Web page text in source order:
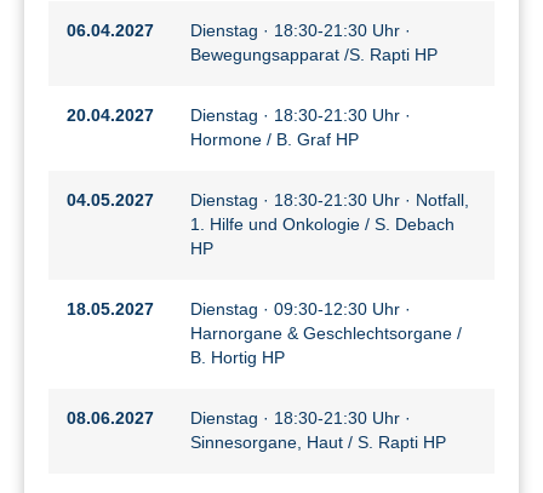
06.04.2027
Dienstag · 18:30-21:30 Uhr ·
Bewegungsapparat /S. Rapti HP
20.04.2027
Dienstag · 18:30-21:30 Uhr ·
Hormone / B. Graf HP
04.05.2027
Dienstag · 18:30-21:30 Uhr · Notfall,
1. Hilfe und Onkologie / S. Debach
HP
18.05.2027
Dienstag · 09:30-12:30 Uhr ·
Harnorgane & Geschlechtsorgane /
B. Hortig HP
08.06.2027
Dienstag · 18:30-21:30 Uhr ·
Sinnesorgane, Haut / S. Rapti HP